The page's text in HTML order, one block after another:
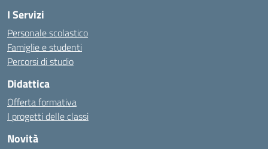
I Servizi
Personale scolastico
Famiglie e studenti
Percorsi di studio
Didattica
Offerta formativa
I progetti delle classi
Novità